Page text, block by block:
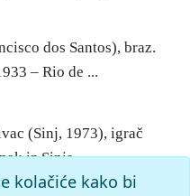
dos Santos), braz.
– Rio de ...
(Sinj, 1973), igrač
iz Sinja ...
kolačiće kako bi